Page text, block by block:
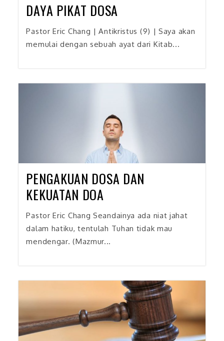
DAYA PIKAT DOSA
Pastor Eric Chang | Antikristus (9) | Saya akan
memulai dengan sebuah ayat dari Kitab...
PENGAKUAN DOSA DAN
KEKUATAN DOA
Pastor Eric Chang Seandainya ada niat jahat
dalam hatiku, tentulah Tuhan tidak mau
mendengar. (Mazmur...